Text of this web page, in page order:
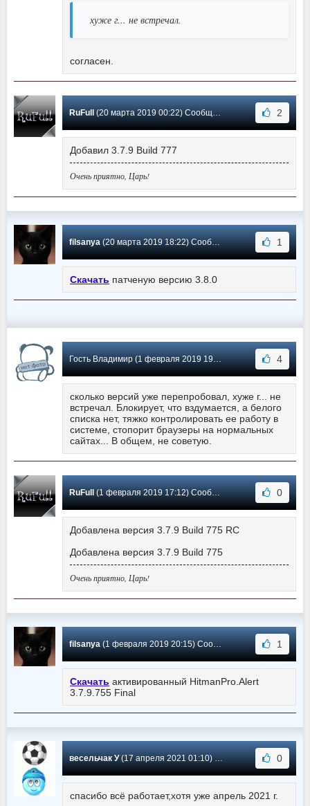
хуже г... не встречал.
согласен.
RuFull (20 марта 2019 00:22) Сообщение #130 2
Добавил 3.7.9 Build 777
Очень приятно, Царь!
filsanya(20 марта 2019 18:22) Сообщение #129 1
Скачать патченую версию 3.8.0
Гость Владимир (1 февраля 2019 19:25) Сообщение #128 4
сколько версий уже перепробовал, хуже г... не
встречал. Блокирует, что вздумается, а белого
списка нет, тяжко контролировать ее работу в
системе, стопорит браузеры на нормальных
сайтах... В общем, не советую.
RuFull (1 февраля 2019 17:12) Сообщение #127 0
Добавлена версия 3.7.9 Build 775 RC
Добавлена версия 3.7.9 Build 775
Очень приятно, Царь!
filsanya(1 февраля 2019 20:15) Сообщение #126 1
Скачать активированный HitmanPro.Alert
3.7.9.755 Final
весельчак У(17 апреля 2021 01:10) Сообщение #125 0
спасибо всё работает,хотя уже апрель 2021 г.